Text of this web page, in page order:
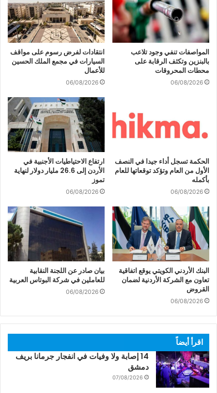
المواصفات تنفي وجود تلاعب
بالبنزين وتكثف الرقابة على
محطات المحروقات
06/08/2026
انتقادات لفرض رسوم على مواقف
السيارات في مجمع الملك الحسين
للأعمال
06/08/2026
الحكمة تسجل أداء جيدا في النصف
الأول من العام وتؤكد توقعاتها للعام
بأكمله
06/08/2026
ارتفاع الاحتياطيات الأجنبية في
الأردن إلى 26.6 مليار دولار لنهاية
تموز
06/08/2026
البنك الأردني الكويتي يوقع اتفاقية
تعاون مع الشركة الأردنية لضمان
القروض
06/08/2026
بيان صادر عن اللجنة النقابية
للعاملين في شركة البوتاس العربية
06/08/2026
اقرأ أيضاً
14 إصابة ولا وفيات في انفجار جرمانا بريف
دمشق
07/08/2026